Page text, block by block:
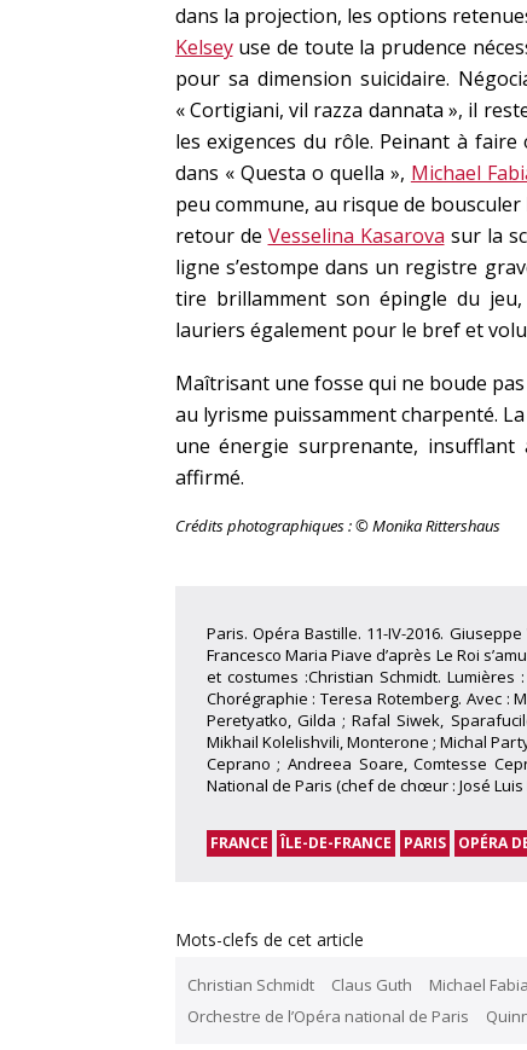
dans la projection, les options
Kelseyuse de toute la prudence
pour sa dimension suicidaire.
« Cortigiani, vil razza dannata », il
les exigences du rôle. Peinant à
dans « Questa o quella », Michael
peu commune, au risque de
retour de Vesselina Kasarova sur la
ligne s’estompe dans un registre
tire brillamment son épingle du
lauriers également pour le bref et
Maîtrisant une fosse qui ne boude
au lyrisme puissamment charpenté.
une énergie surprenante,
affirmé.
Crédits photographiques : © Monika Rittershaus
Paris. Opéra Bastille. 11-IV-2016.
Francesco Maria Piave d’après Le Roi
et costumes :Christian Schmidt.
Chorégraphie : Teresa Rotemberg. Avec :
Peretyatko, Gilda ; Rafal Siwek,
Mikhail Kolelishvili, Monterone ; Michal
Ceprano ; Andreea Soare, Comtesse
National de Paris (chef de chœur : José
FRANCE ÎLE-DE-FRANCE PARIS OPÉRA
Mots-clefs de cet article
Christian Schmidt Claus Guth Michael
Orchestre de l’Opéra national de Paris